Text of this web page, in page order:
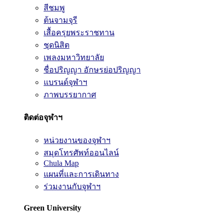
สีชมพู
ต้นจามจุรี
เสื้อครุยพระราชทาน
ชุดนิสิต
เพลงมหาวิทยาลัย
ชื่อปริญญา อักษรย่อปริญญา
แบรนด์จุฬาฯ
ภาพบรรยากาศ
ติดต่อจุฬาฯ
หน่วยงานของจุฬาฯ
สมุดโทรศัพท์ออนไลน์
Chula Map
แผนที่และการเดินทาง
ร่วมงานกับจุฬาฯ
Green University